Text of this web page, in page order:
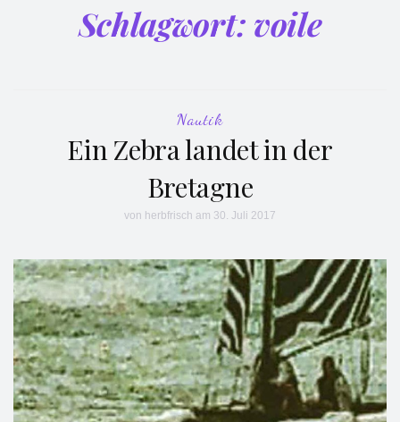
Schlagwort: voile
Nautik
Ein Zebra landet in der
Bretagne
von herbfrisch am 30. Juli 2017